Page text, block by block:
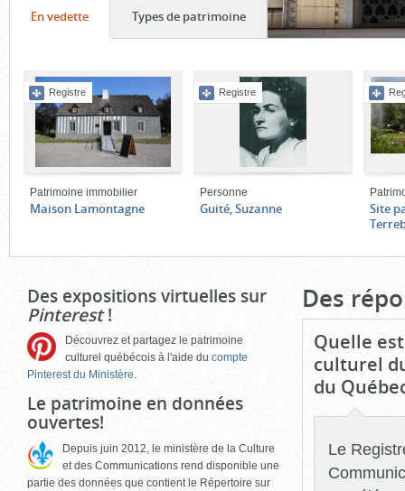
Onglet
En vedette(cliquer
pour
le
contenu)
Onglet
Types de patrimoine(cliquer
pour
le
contenu)
de
l'onglet
vedette
Registre
Patrimoine immobilier
Maison Lamontagne
Registre
Personne
Guité, Suzanne
Site
Fin
d'onglets
Des expositions virtuelles sur
Pinterest!
Découvrez et partagez le patrimoine
culturel québécois à l'aide du compte
Pinterest du Ministère.
Le patrimoine en données
ouvertes!
Depuis juin 2012, le ministère de la Culture
et des Communications rend disponible une
partie des données que contient le Répertoire sur
Des
Quelle
culturel
du
Le